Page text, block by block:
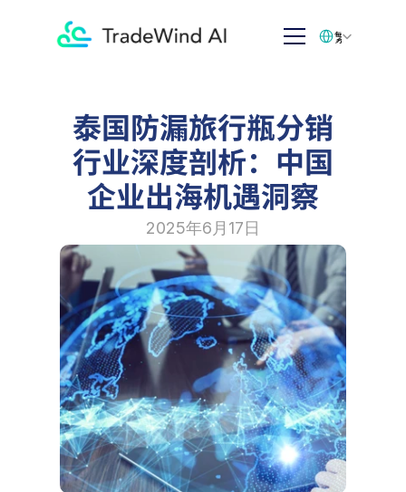
泰国防漏旅行瓶分销
行业深度剖析：中国
企业出海机遇洞察
2025年6月17日
繁体中文